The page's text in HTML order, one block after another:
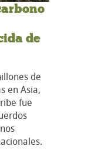
de
de
en Asia,
fue